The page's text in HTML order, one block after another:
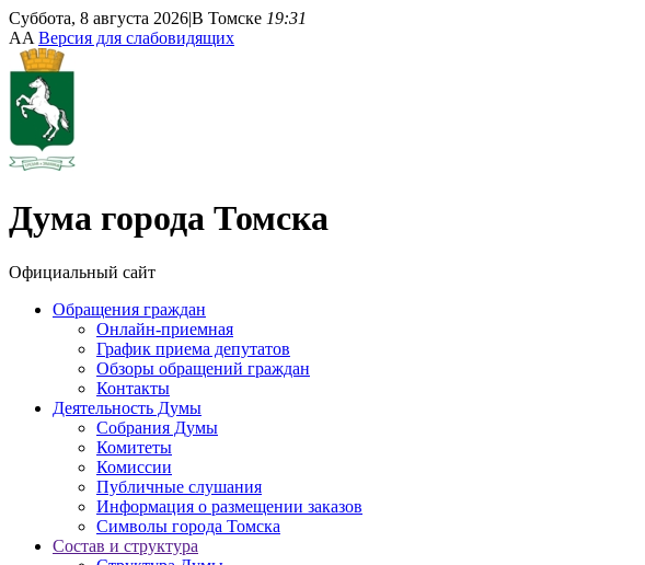
Суббота, 8 августа 2026|В Томске 19:31
AA Версия для слабовидящих
Дума города Томска
Официальный сайт
Обращения граждан
Онлайн-приемная
График приема депутатов
Обзоры обращений граждан
Контакты
Деятельность Думы
Собрания Думы
Комитеты
Комиссии
Публичные слушания
Информация о размещении заказов
Символы города Томска
Состав и структура